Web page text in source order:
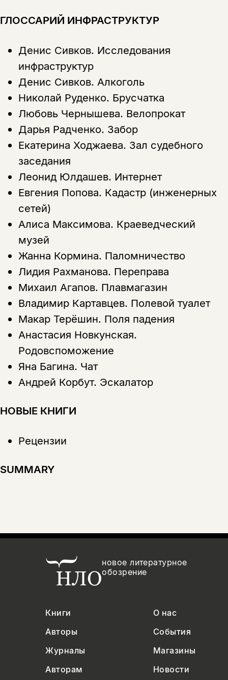
ГЛОССАРИЙ ИНФРАСТРУКТУР
Денис Сивков. Исследования
инфраструктур
Денис Сивков. Алкоголь
Николай Руденко. Брусчатка
Любовь Чернышева. Велопрокат
Дарья Радченко. Забор
Екатерина Ходжаева. Зал судебного
заседания
Леонид Юлдашев. Интернет
Евгения Попова. Кадастр (инженерных
сетей)
Алиса Максимова. Краеведческий
музей
Жанна Кормина. Паломничество
Лидия Рахманова. Переправа
Михаил Агапов. Плавмагазин
Владимир Картавцев. Полевой туалет
Макар Терёшин. Поля падения
Анастасия Новкунская.
Родовспоможение
Яна Багина. Чат
Андрей Корбут. Эскалатор
НОВЫЕ КНИГИ
Рецензии
SUMMARY
новое литературное
обозрение
Книги
О нас
Авторы
События
Журналы
Магазины
Авторам
Новости